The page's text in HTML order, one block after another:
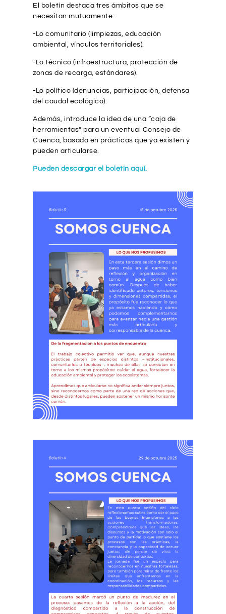
El boletín destaca tres ámbitos que se
necesitan mutuamente:
-Lo comunitario (limpiezas, educación
ambiental, vínculos territoriales).
-Lo técnico (infraestructura, protección de
zonas de recarga, estándares).
-Lo político (denuncias, participación, defensa
del caudal ecológico).
Además, introduce la idea de una “caja de
herramientas” para un eventual Consejo de
Cuenca, basada en prácticas que ya existen y
pueden articularse.
Pueden descargar el boletín aquí.